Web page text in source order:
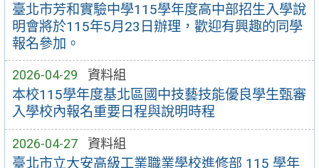
臺北市芳和實驗中學115學年度高中部招生入學說
明會將於115年5月23日辦理，歡迎有興趣的同學
報名參加。
2026-04-29 資料組
本校115學年度基北區國中技藝技能優良學生甄審
入學校內報名重要日程與說明時程
2026-04-27 資料組
臺北市立大安高級工業職業學校進修部 115 學年